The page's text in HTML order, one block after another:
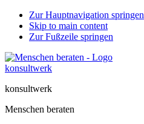
Zur Hauptnavigation springen
Skip to main content
Zur Fußzeile springen
konsultwerk
Menschen beraten